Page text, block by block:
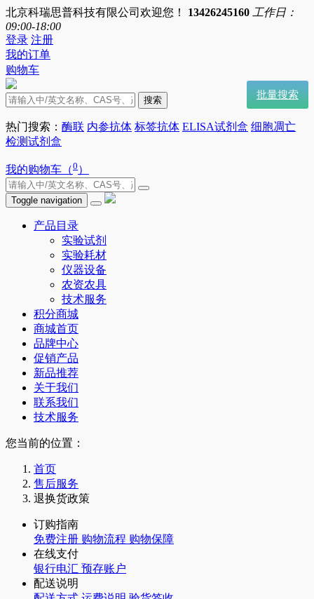
北京科瑞思普科技有限公司欢迎您！ 13426245160 工作日：
09:00-18:00
登录 注册
我的订单
购物车
搜索 批量搜索
热门搜索： 酶联 内参抗体 标签抗体 ELISA试剂盒 细胞凋亡
检测试剂盒
我的购物车（0 ）
Toggle navigation
产品目录
实验试剂
实验耗材
仪器设备
农资农具
技术服务
积分商城
商城首页
品牌中心
促销产品
新品推荐
关于我们
联系我们
技术服务
您当前的位置：
首页
售后服务
退换货政策
订购指南
免费注册 购物流程 购物保障
在线支付
银行电汇 预存账户
配送说明